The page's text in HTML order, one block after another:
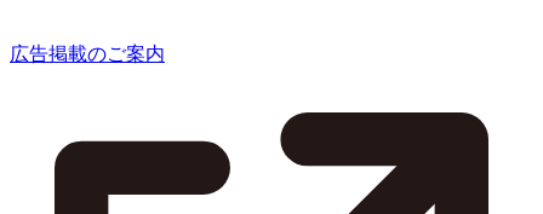
広告掲載のご案内